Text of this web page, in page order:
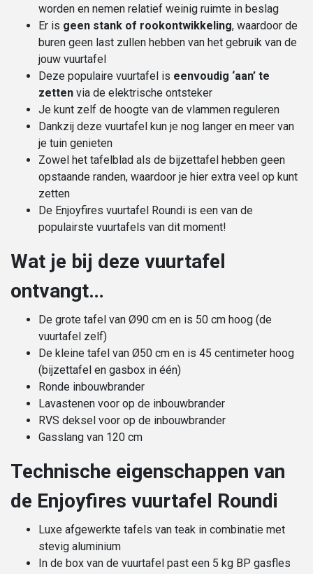
worden en nemen relatief weinig ruimte in beslag
Er is geen stank of rookontwikkeling, waardoor de
buren geen last zullen hebben van het gebruik van de
jouw vuurtafel
Deze populaire vuurtafel is eenvoudig ‘aan’ te
zetten via de elektrische ontsteker
Je kunt zelf de hoogte van de vlammen reguleren
Dankzij deze vuurtafel kun je nog langer en meer van
je tuin genieten
Zowel het tafelblad als de bijzettafel hebben geen
opstaande randen, waardoor je hier extra veel op kunt
zetten
De Enjoyfires vuurtafel Roundi is een van de
populairste vuurtafels van dit moment!
Wat je bij deze vuurtafel
ontvangt…
De grote tafel van Ø90 cm en is 50 cm hoog (de
vuurtafel zelf)
De kleine tafel van Ø50 cm en is 45 centimeter hoog
(bijzettafel en gasbox in één)
Ronde inbouwbrander
Lavastenen voor op de inbouwbrander
RVS deksel voor op de inbouwbrander
Gasslang van 120 cm
Technische eigenschappen van
de Enjoyfires vuurtafel Roundi
Luxe afgewerkte tafels van teak in combinatie met
stevig aluminium
In de box van de vuurtafel past een 5 kg BP gasfles